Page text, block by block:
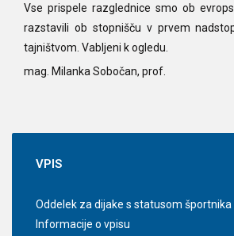
Vse prispele razglednice smo ob
razstavili ob stopnišču v prvem
tajništvom. Vabljeni k ogledu.
mag. Milanka Sobočan, prof.
VPIS
Oddelek za dijake s statusom
Informacije o vpisu